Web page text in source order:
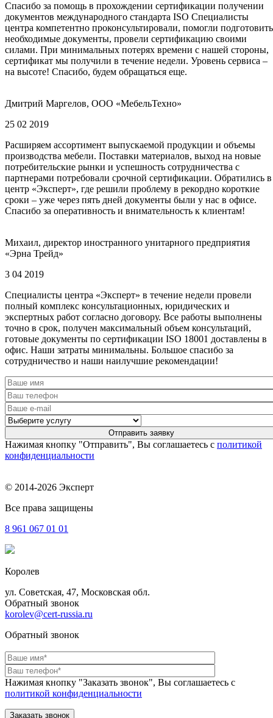
Спасибо за помощь в прохождении сертификации получении
документов международного стандарта ISO Специалисты
центра компетентно проконсультировали, помогли подготовить
необходимые документы, провели сертификацию своими
силами. При минимальных потерях времени с нашей стороны,
сертификат мы получили в течение недели. Уровень сервиса –
на высоте! Спасибо, будем обращаться еще.
Дмитрий Маргелов, ООО «МебельТехно»
25 02 2019
Расширяем ассортимент выпускаемой продукции и объемы
производства мебели. Поставки материалов, выход на новые
потребительские рынки и успешность сотрудничества с
партнерами потребовали срочной сертификации. Обратились в
центр «Эксперт», где решили проблему в рекордно короткие
сроки – уже через пять дней документы были у нас в офисе.
Спасибо за оперативность и внимательность к клиентам!
Михаил, директор иностранного унитарного предприятия
«Эрна Трейд»
3 04 2019
Специалисты центра «Эксперт» в течение недели провели
полный комплекс консультационных, юридических и
экспертных работ согласно договору. Все работы выполнены
точно в срок, получен максимальный объем консультаций,
готовые документы по сертификации ISO 18001 доставлены в
офис. Наши затраты минимальны. Большое спасибо за
сотрудничество и наши наилучшие рекомендации!
Нажимая кнопку "Отправить", Вы соглашаетесь с политикой
конфиденциальности
© 2014-2026 Эксперт
Все права защищены
8 961 067 01 01
Королев
ул. Советская, 47, Московская обл.
Обратный звонок
korolev@cert-russia.ru
Обратный звонок
Нажимая кнопку "Заказать звонок", Вы соглашаетесь с
политикой конфиденциальности